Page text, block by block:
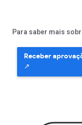
Para saber mais
Receber
↗